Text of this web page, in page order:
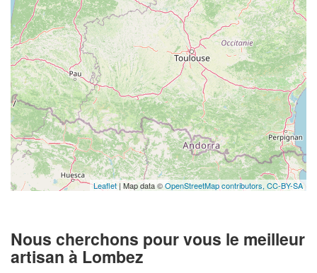
Leaflet | Map data ©OpenStreetMap contributors, CC-BY-SA
Nous cherchons pour vous le meilleur
artisan à Lombez